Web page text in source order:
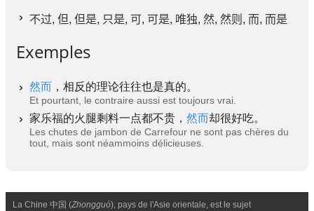
不过, 但, 但是, 只是, 可, 可是, 唯独, 然, 然则 , 而, 而是
Exemples
然而 ，相反的理论往往也是真的。
Et pourtant, le contraire aussi est toujours vrai.
家乐福的火腿剩料一点都不贵， 然而却很好吃。
Les chutes de jambon de Carrefour ne sont pas chères du
tout, mais sont néammoins délicieuses.
La Chine 中国 (Zhongguó), pays de l'Asie orientale, est le sujet